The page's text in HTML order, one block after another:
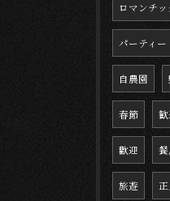
ロマンチッ
パーティー
自農園
春節 歓
歡迎
旅遊 正